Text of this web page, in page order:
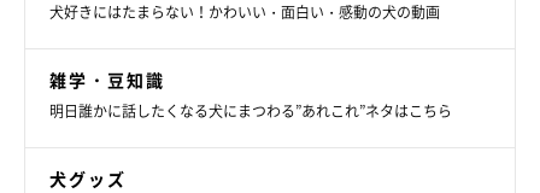
@niko71212202
好奇心旺盛で、犬も人も大好きな甘えん坊のエルちゃん。
日、私たちに笑顔と幸せをくれる、本当に大切でかけがえのない
家族です」と飼い主さんは語っています。
犬好きにはたまらない！かわいい・面白い・感動の犬の動画
雑学・豆知識
明日誰かに話したくなる犬にまつわる”あれこれ”ネタはこちら
犬グッズ